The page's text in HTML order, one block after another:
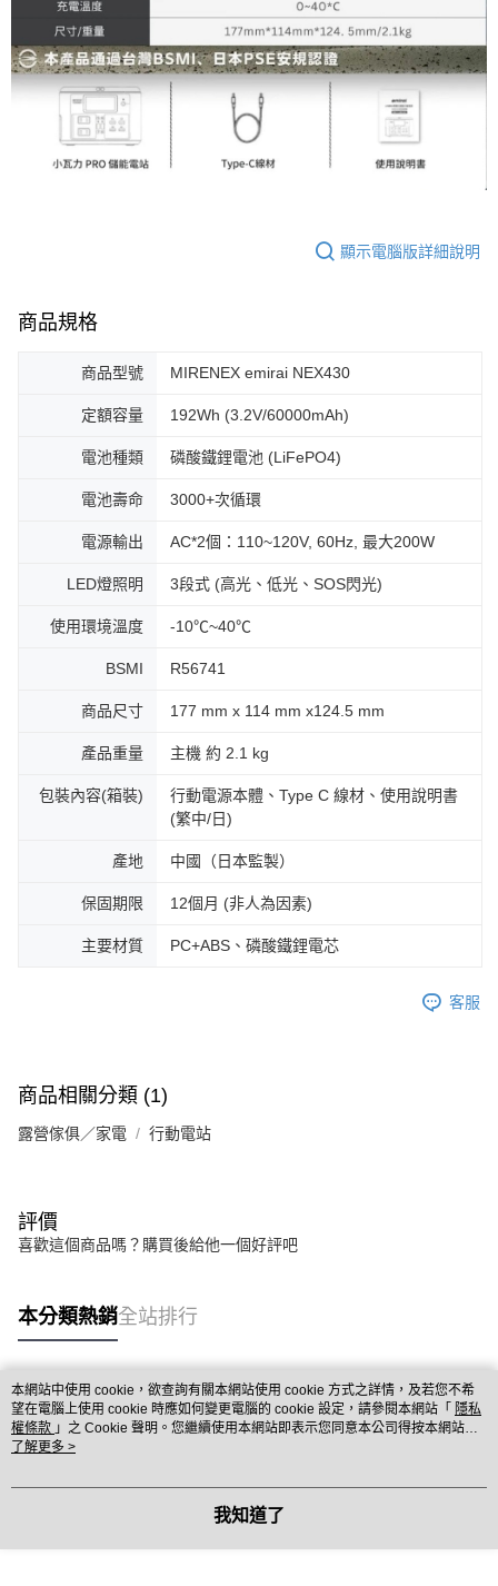
顯示電腦版詳細說明
商品規格
商品型號 MIRENEX emirai NEX430
定額容量 192Wh (3.2V/60000mAh)
電池種類 磷酸鐵鋰電池 (LiFePO4)
電池壽命 3000+次循環
電源輸出 AC*2個：110~120V, 60Hz, 最大200W
LED燈照明 3段式 (高光、低光、SOS閃光)
使用環境溫度 -10℃~40℃
BSMI R56741
商品尺寸 177 mm x 114 mm x124.5 mm
產品重量 主機 約 2.1 kg
包裝內容(箱裝)
行動電源本體、Type C 線材、使用說明書
(繁中/日)
產地 中國（日本監製）
保固期限 12個月 (非人為因素)
主要材質 PC+ABS、磷酸鐵鋰電芯
客服
商品相關分類 (1)
露營傢俱／家電 行動電站
評價
喜歡這個商品嗎？購買後給他一個好評吧
本分類熱銷全站排行
熱門標籤
本網站中使用 cookie，欲查詢有關本網站使用 cookie 方式之詳情，及若您不希
望在電腦上使用 cookie 時應如何變更電腦的 cookie 設定，請參閱本網站「 隱私
權條款 」之 Cookie 聲明。您繼續使用本網站即表示您同意本公司得按本網站使
用條款之 Cookie 聲明使用 cookie。
了解更多 >
我知道了